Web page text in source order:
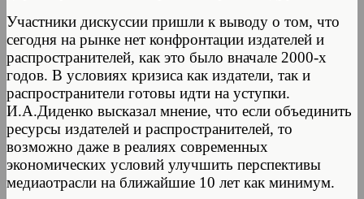
Участники дискуссии пришли к выводу о том, что
сегодня на рынке нет конфронтации издателей и
распространителей, как это было вначале 2000-х
годов. В условиях кризиса как издатели, так и
распространители готовы идти на уступки.
И.А.Диденко высказал мнение, что если объединить
ресурсы издателей и распространителей, то
возможно даже в реалиях современных
экономических условий улучшить перспективы
медиаотрасли на ближайшие 10 лет как минимум.